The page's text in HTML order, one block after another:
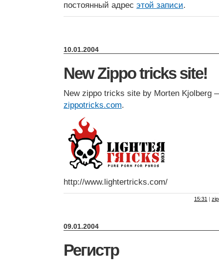
постоянный адрес этой записи.
10.01.2004
New Zippo tricks site!
New zippo tricks site by Morten Kjolberg
zippotricks.com.
http://www.lightertricks.com/
15:31 |
09.01.2004
Регистр